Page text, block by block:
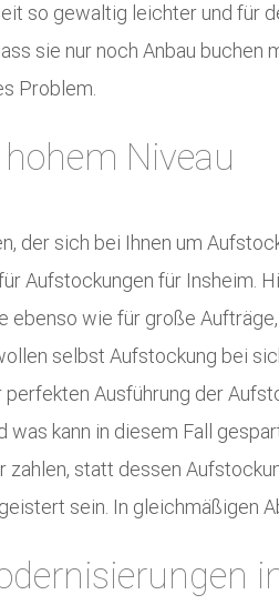
so gewaltig leichter und für
sie nur noch Anbau
Problem.
Niveau
der sich bei Ihnen um
Aufstockungen für Insheim.
ebenso wie für große
selbst Aufstockung bei
Ausführung der
was kann in diesem Fall
statt dessen
sein. In gleichmäßigen